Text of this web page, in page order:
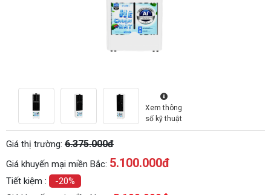
Xem thông
số kỹ thuật
Giá thị trường: 6.375.000đ
Giá khuyến mại miền Bắc: 5.100.000đ
Tiết kiệm :
-20%